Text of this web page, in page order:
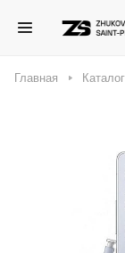
Главная Каталог